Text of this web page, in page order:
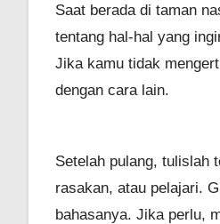
Saat berada di taman
tentang hal-hal yang
Jika kamu tidak
dengan cara lain.
Setelah pulang, tulislah
rasakan, atau pelajari.
bahasanya. Jika perlu,